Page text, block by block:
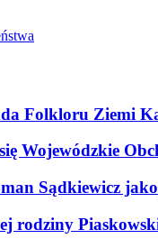
Folkloru Ziemi
Wojewódzkie
Sądkiewicz
rodziny